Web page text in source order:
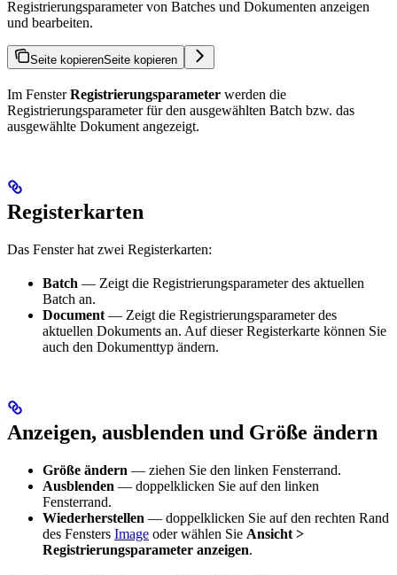
Registrierungsparameter von Batches und Dokumenten anzeigen
und bearbeiten.
Seite kopierenSeite kopieren
Im FensterRegistrierungsparameter werden die
Registrierungsparameter für den ausgewählten Batch bzw. das
ausgewählte Dokument angezeigt.
Registerkarten
Das Fenster hat zwei Registerkarten:
Batch — Zeigt die Registrierungsparameter des aktuellen
Batch an.
Document — Zeigt die Registrierungsparameter des
aktuellen Dokuments an. Auf dieser Registerkarte können Sie
auch den Dokumenttyp ändern.
Anzeigen, ausblenden und Größe ändern
Größe ändern — ziehen Sie den linken Fensterrand.
Ausblenden — doppelklicken Sie auf den linken
Fensterrand.
Wiederherstellen — doppelklicken Sie auf den rechten Rand
des Fensters Image oder wählen Sie Ansicht >
Registrierungsparameter anzeigen.